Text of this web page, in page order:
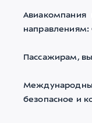
направлениям:
Пассажирам,
безопасное и